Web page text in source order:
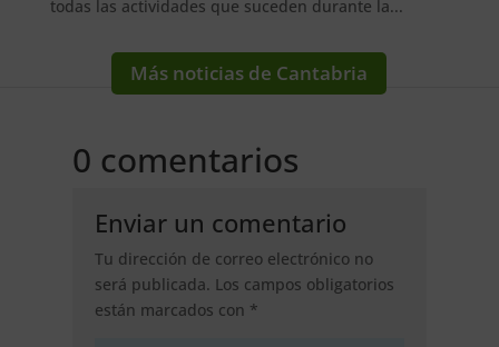
todas las actividades que suceden durante la...
Más noticias de Cantabria
0 comentarios
Enviar un comentario
Tu dirección de correo electrónico no
será publicada. Los campos obligatorios
están marcados con *